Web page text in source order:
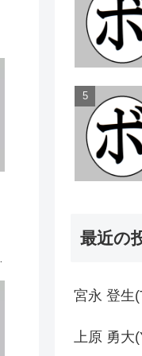
最近の
宮永 登生
上原 勇